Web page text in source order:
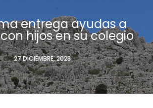
entrega ayudas a
hijos en su colegio
27 DICIEMBRE, 2023